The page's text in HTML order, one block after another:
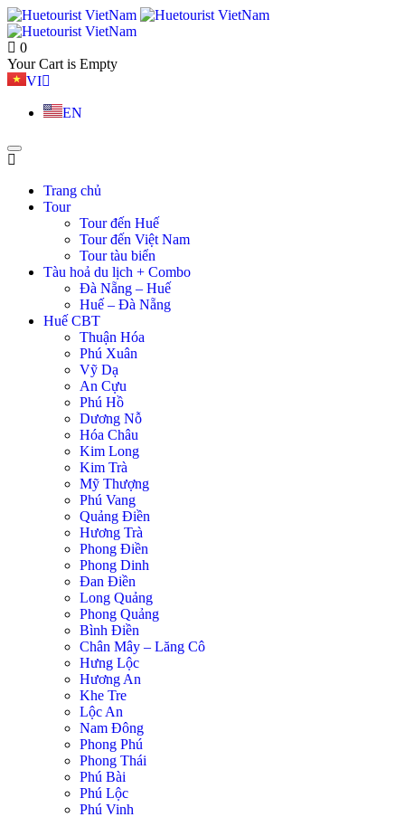
0
Your Cart is Empty
VI
EN
Trang chủ
Tour
Tour đến Huế
Tour đến Việt Nam
Tour tàu biển
Tàu hoả du lịch + Combo
Đà Nẵng – Huế
Huế – Đà Nẵng
Huế CBT
Thuận Hóa
Phú Xuân
Vỹ Dạ
An Cựu
Phú Hồ
Dương Nỗ
Hóa Châu
Kim Long
Kim Trà
Mỹ Thượng
Phú Vang
Quảng Điền
Hương Trà
Phong Điền
Phong Dinh
Đan Điền
Long Quảng
Phong Quảng
Bình Điền
Chân Mây – Lăng Cô
Hưng Lộc
Hương An
Khe Tre
Lộc An
Nam Đông
Phong Phú
Phong Thái
Phú Bài
Phú Lộc
Phú Vinh